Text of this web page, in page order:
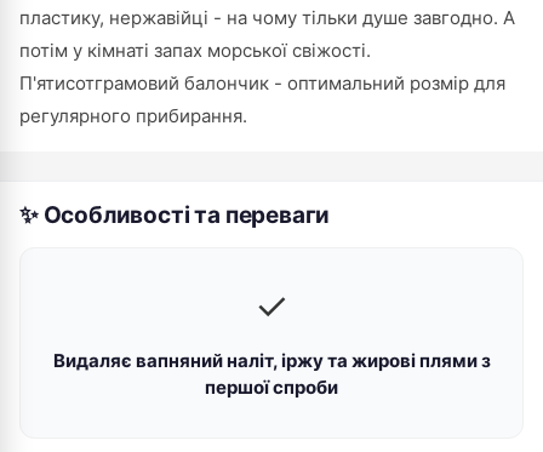
пластику, нержавійці - на чому тільки душе завгодно. А
потім у кімнаті запах морської свіжості.
П'ятисотграмовий балончик - оптимальний розмір для
регулярного прибирання.
✨ Особливості та переваги
✓
Видаляє вапняний наліт, іржу та жирові плями з
першої спроби